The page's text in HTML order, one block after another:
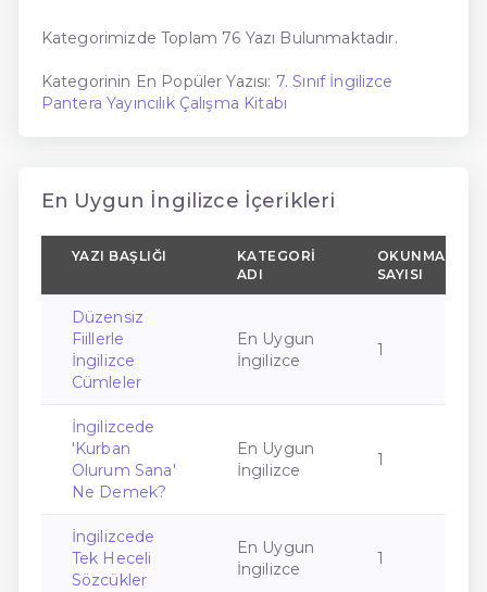
Kategorimizde Toplam 76 Yazı Bulunmaktadır.
Kategorinin En Popüler Yazısı: 7. Sınıf İngilizce
Pantera Yayıncılık Çalışma Kitabı
En Uygun İngilizce İçerikleri
YAZI BAŞLIĞI
KATEGORI
ADI
OKUNMA
SAYISI
Düzensiz
Fiillerle
İngilizce
Cümleler
En Uygun
İngilizce
1
İngilizcede
'Kurban
Olurum Sana'
Ne Demek?
En Uygun
İngilizce
1
İngilizcede
Tek Heceli
Sözcükler
En Uygun
İngilizce
1